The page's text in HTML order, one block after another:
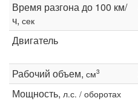
Время разгона до 100 км/
ч, сек
Двигатель
Рабочий объем, см3
Мощность, л.с. / оборотах